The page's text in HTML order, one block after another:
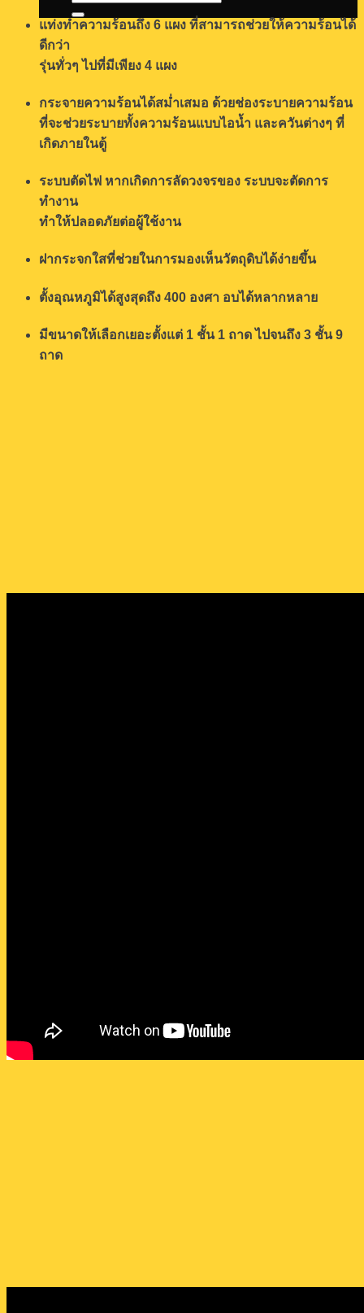
แท่งทำความร้อนถึง 6 แผง ที่สามารถช่วยให้ความร้อนได้
ดีกว่า
รุ่นทั่วๆ ไปที่มีเพียง 4 แผง
กระจายความร้อนได้สม่ำเสมอ ด้วยช่องระบายความร้อน
ที่จะช่วยระบายทั้งความร้อนแบบไอน้ำ และควันต่างๆ ที่
เกิดภายในตู้
ระบบตัดไฟ หากเกิดการลัดวงจรของ ระบบจะตัดการ
ทำงาน
ทำให้ปลอดภัยต่อผู้ใช้งาน
ฝากระจกใสที่ช่วยในการมองเห็นวัตถุดิบได้ง่ายขึ้น
ตั้งอุณหภูมิได้สูงสุดถึง 400 องศา อบได้หลากหลาย
มีขนาดให้เลือกเยอะตั้งแต่ 1 ชั้น 1 ถาด ไปจนถึง 3 ชั้น 9
ถาด